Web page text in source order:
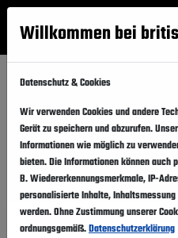
Menü
Startseite Festivals
Belsonic 2018 Folgen
Irland, Republik,
Samstag,16.06.2018-Sonntag,
Vergangener Event
Willkommen bei
Datenschutz & Cookies
Wir verwenden Cookies und andere
Gerät zu speichern und abzurufen.
Informationen wie möglich zu
bieten. Die Informationen können auch
B. Wiedererkennungsmerkmale, IP-
personalisierte Inhalte,
werden. Ohne Zustimmung unserer
ordnungsgemäß.Datenschutzerklärung